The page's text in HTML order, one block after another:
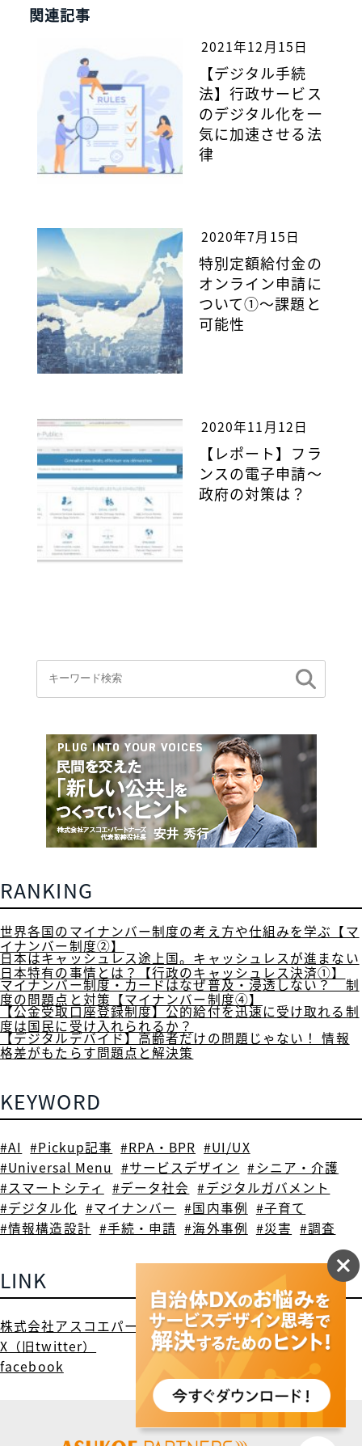
関連記事
2021年12月15日
【デジタル手続
法】行政サービス
のデジタル化を一
気に加速させる法
律
2020年7月15日
特別定額給付金の
オンライン申請に
ついて①～課題と
可能性
2020年11月12日
【レポート】フラ
ンスの電子申請～
政府の対策は？
RANKING
世界各国のマイナンバー制度の考え方や仕組みを学ぶ【マ
イナンバー制度②】
日本はキャッシュレス途上国。キャッシュレスが進まない
日本特有の事情とは？【行政のキャッシュレス決済①】
マイナンバー制度・カードはなぜ普及・浸透しない？ 制
度の問題点と対策【マイナンバー制度④】
【公金受取口座登録制度】公的給付を迅速に受け取れる制
度は国民に受け入れられるか？
【デジタルデバイド】高齢者だけの問題じゃない！ 情報
格差がもたらす問題点と解決策
KEYWORD
#AI #Pickup記事 #RPA・BPR #UI/UX
#Universal Menu #サービスデザイン #シニア・介護
#スマートシティ
#データ社会 #デジタルガバメント
#デジタル化 #マイナンバー #国内事例 #子育て
#情報構造設計 #手続・申請 #海外事例 #災害 #調査
LINK
株式会社アスコエパートナーズ
X（旧twitter）
facebook